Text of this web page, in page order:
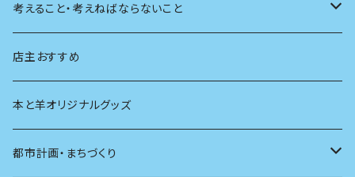
天体
生物
考えること・考えねばならないこと
創元社 シリーズ「あいだで考える」
店主おすすめ
本と羊オリジナルグッズ
都市計画・まちづくり